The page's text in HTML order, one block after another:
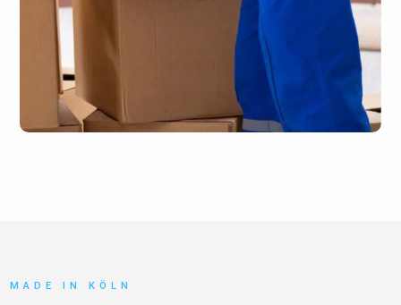
MADE IN KÖLN